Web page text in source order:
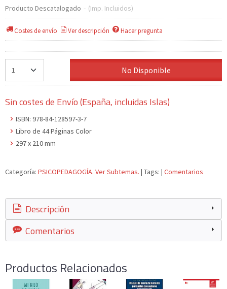
Producto Descatalogado - (Imp. Incluidos)
Costes de envío Ver descripción Hacer pregunta
No Disponible
Sin costes de Envío (España, incluidas Islas)
ISBN: 978-84-128597-3-7
Libro de 44 Páginas Color
297 x 210 mm
Categoría: PSICOPEDAGOGÍA. Ver Subtemas. | Tags: | Comentarios
Descripción
Comentarios
Productos Relacionados